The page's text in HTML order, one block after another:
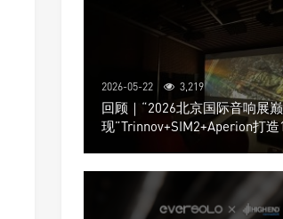
2026-05-22 3,219
回顾｜“2026北京国际音响展
现”Trinnov+SIM2+Aperion打造